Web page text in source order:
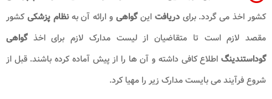
کشور اخذ می گردد. برایدریافتاینگواهی و ارائه آن بهنظام پزشکیکشور
مقصد لازم است تا متقاضیان از لیست مدارک لازم برای اخذگواهی
گوداستندینگ اطلاع کافی داشته و آن ها را از پیش آماده کرده باشند. قبل از
شروع فرآیند می بایست مدارک زیر را مهیا کرد.